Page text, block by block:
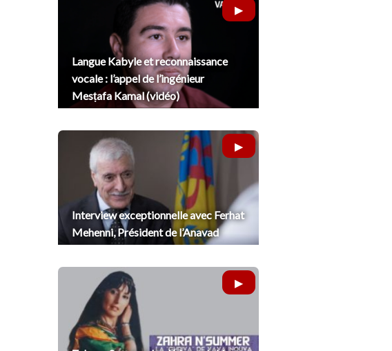
Langue Kabyle et reconnaissance
vocale : l’appel de l’ingénieur
Mesṭafa Kamal (vidéo)
Interview exceptionnelle avec Ferhat
Mehenni, Président de l’Anavad